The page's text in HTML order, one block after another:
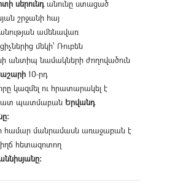
սերունդանունը ստացած
շրջանի հայ
ամենավառ
մեկի՝ Ռուբեն
անտիպ նամակների ժողովածուն
10-րդ
կազմել ու հրատարակել է
պատմաբան Երվանդ
համար մանրամասն առաջաբան է
հետազոտող